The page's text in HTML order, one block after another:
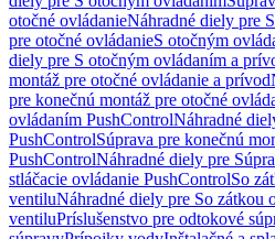
otočné ovládanieNáhradné diely pre
pre otočné ovládanieS otočným
diely pre S otočným ovládaním a
montáž pre otočné ovládanie a prívod
pre konečnú montáž pre otočné
ovládaním PushControlNáhradné
PushControlSúprava pre konečnú
PushControlNáhradné diely pre
stláčacie ovládanie PushControlSo
ventiluNáhradné diely pre So zátkou
ventiluPríslušenstvo pre odtokové